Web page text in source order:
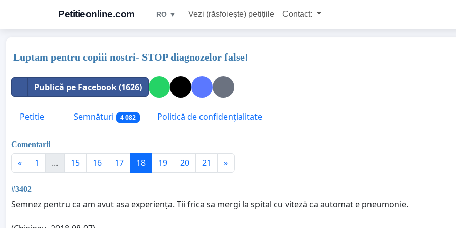
Petitieonline.com RO ▼ Vezi (răsfoiește) petițiile Contact:
Luptam pentru copiii nostri- STOP diagnozelor false!
Publică pe Facebook (1626)
Petitie Semnături 4 082 Politică de confidențialitate
Comentarii
« 1 ... 15 16 17 18 19 20 21 »
#3402
Semnez pentru ca am avut asa experiența. Tii frica sa mergi la spital cu viteză ca automat e pneumonie.